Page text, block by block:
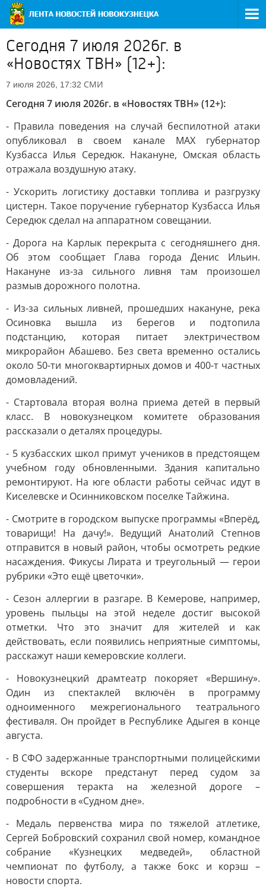
Сегодня 7 июля 2026г. в
«Новостях ТВН» (12+):
7 июля 2026, 17:32 СМИ
Сегодня 7 июля 2026г. в «Новостях ТВН» (12+):
- Правила поведения на случай беспилотной атаки
опубликовал в своем канале MAХ губернатор
Кузбасса Илья Середюк. Накануне, Омская область
отражала воздушную атаку.
- Ускорить логистику доставки топлива и разгрузку
цистерн. Такое поручение губернатор Кузбасса Илья
Середюк сделал на аппаратном совещании.
- Дорога на Карлык перекрыта с сегодняшнего дня.
Об этом сообщает Глава города Денис Ильин.
Накануне из-за сильного ливня там произошел
размыв дорожного полотна.
- Из-за сильных ливней, прошедших накануне, река
Осиновка вышла из берегов и подтопила
подстанцию, которая питает электричеством
микрорайон Абашево. Без света временно остались
около 50-ти многоквартирных домов и 400-т частных
домовладений.
- Стартовала вторая волна приема детей в первый
класс. В новокузнецком комитете образования
рассказали о деталях процедуры.
- 5 кузбасских школ примут учеников в предстоящем
учебном году обновленными. Здания капитально
ремонтируют. На юге области работы сейчас идут в
Киселевске и Осинниковском поселке Тайжина.
- Смотрите в городском выпуске программы «Вперёд,
товарищи! На дачу!». Ведущий Анатолий Степнов
отправится в новый район, чтобы осмотреть редкие
насаждения. Фикусы Лирата и треугольный — герои
рубрики «Это ещё цветочки».
- Сезон аллергии в разгаре. В Кемерове, например,
уровень пыльцы на этой неделе достиг высокой
отметки. Что это значит для жителей и как
действовать, если появились неприятные симптомы,
расскажут наши кемеровские коллеги.
- Новокузнецкий драмтеатр покоряет «Вершину».
Один из спектаклей включён в программу
одноименного межрегионального театрального
фестиваля. Он пройдет в Республике Адыгея в конце
августа.
- В СФО задержанные транспортными полицейскими
студенты вскоре предстанут перед судом за
совершения теракта на железной дороге –
подробности в «Судном дне».
- Медаль первенства мира по тяжелой атлетике,
Сергей Бобровский сохранил свой номер, командное
собрание «Кузнецких медведей», областной
чемпионат по футболу, а также бокс и корэш –
новости спорта.